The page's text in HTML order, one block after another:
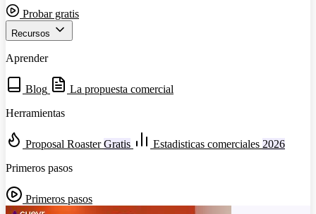
Probar gratis
Recursos
Aprender
Blog
La propuesta comercial
Herramientas
Proposal Roaster Gratis Estadisticas comerciales 2026
Primeros pasos
Primeros pasos